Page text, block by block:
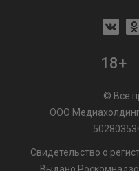
18+
© Все
ООО
Свидетельство о